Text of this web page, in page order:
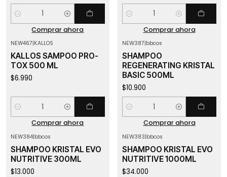
Cantidad
Comprar ahora
Cantidad
Comprar ahora
NEW467|KALLOS
KALLOS SAMPOO PRO-
TOX 500 ML
$6.990
Cantidad
Comprar ahora
NEW387|bbcos
SHAMPOO
REGENERATING KRISTAL
BASIC 500ML
$10.900
Cantidad
Comprar ahora
NEW384|bbcos
SHAMPOO KRISTAL EVO
NUTRITIVE 300ML
$13.000
NEW383|bbcos
SHAMPOO KRISTAL EVO
NUTRITIVE 1000ML
$34.000